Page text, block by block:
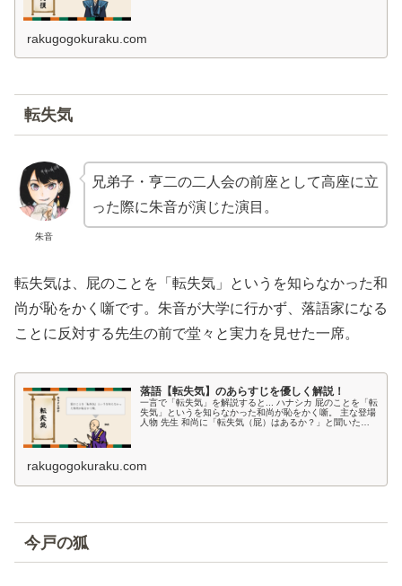
痛快な落語。
rakugogokuraku.com
転失気
朱音
兄弟子・亨二の二人会の前座として高座に立
った際に朱音が演じた演目。
転失気は、屁のことを「転失気」というを知らなかった和
尚が恥をかく噺です。朱音が大学に行かず、落語家になる
ことに反対する先生の前で堂々と実力を見せた一席。
落語【転失気】のあらすじを優しく解説！
一言で「転失気」を解説すると... ハナシカ 屁のことを「転
失気」というを知らなかった和尚が恥をかく噺。 主な登場
人物 先生 和尚に「転失気（屁）はあるか？」と聞いた病
rakugogokuraku.com
今戸の狐